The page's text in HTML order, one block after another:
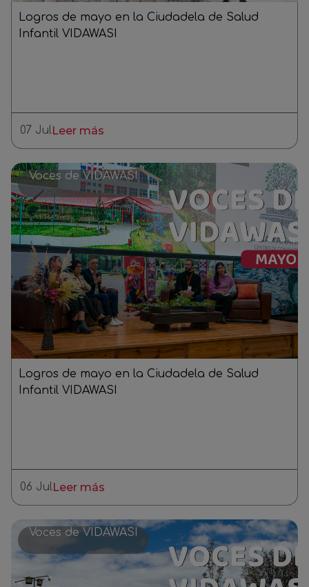
Logros de mayo en la Ciudadela de Salud
Infantil VIDAWASI
07 JulLeer más
Voces de VIDAWASI
Logros de mayo en la Ciudadela de Salud
Infantil VIDAWASI
06 JulLeer más
Voces de VIDAWASI